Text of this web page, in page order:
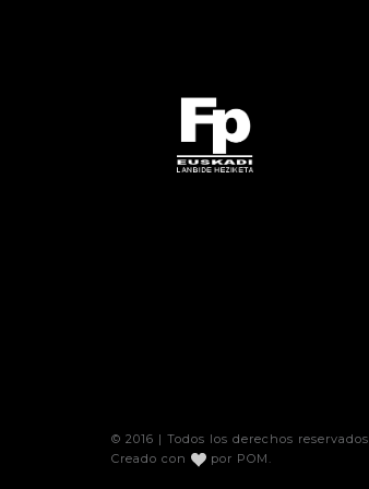
© 2016 | Todos los derechos reservados
Creado con
por POM .